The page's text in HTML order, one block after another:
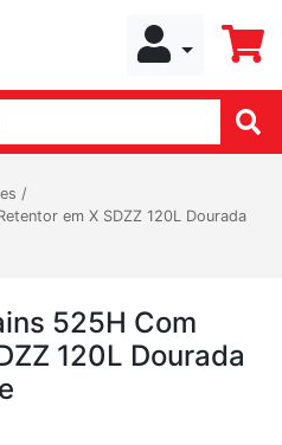
/
em X SDZZ 120L Dourada
525H Com
120L Dourada